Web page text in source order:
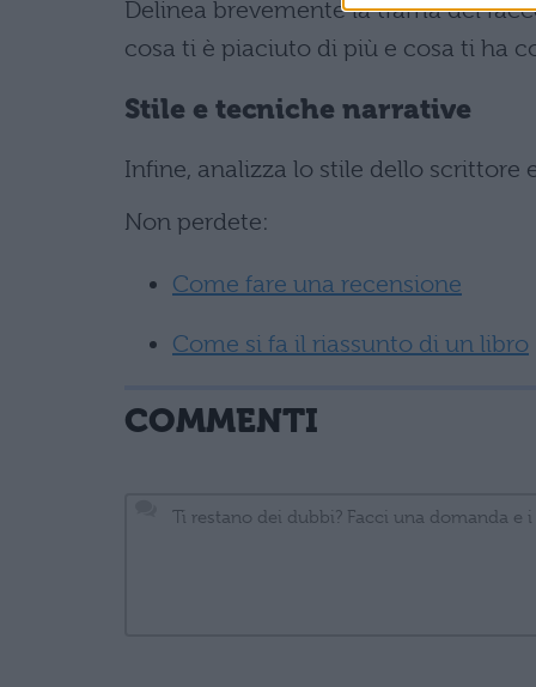
Delinea brevemente la trama del
cosa ti è piaciuto di più e cosa ti ha
Stile e tecniche narrative
Infine, analizza lo stile dello scrittore
Non perdete:
Come fare una recensione
Come si fa il riassunto di un libro
COMMENTI